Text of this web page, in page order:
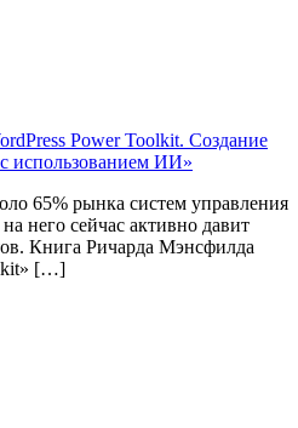
Power Toolkit. Создание
использованием ИИ»
65% рынка систем управления
него сейчас активно давит
Книга Ричарда Мэнсфилда
[…]